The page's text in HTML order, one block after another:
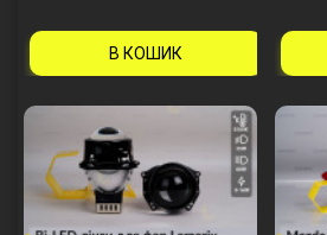
В КОШИК